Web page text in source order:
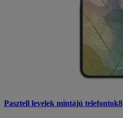
Pasztell levelek mintájú telefontok8